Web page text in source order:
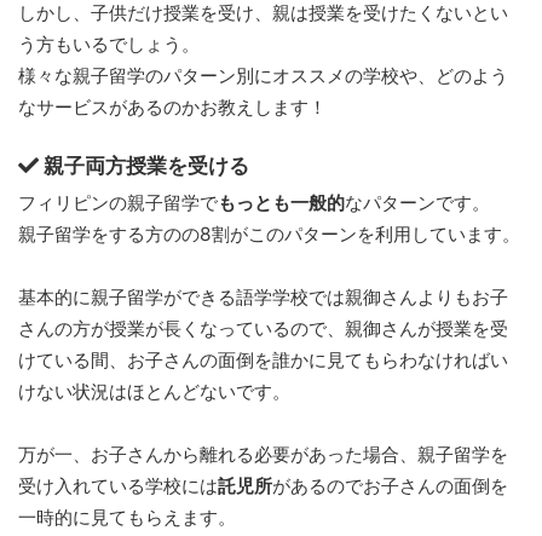
しかし、子供だけ授業を受け、親は授業を受けたくないとい
う方もいるでしょう。
様々な親子留学のパターン別にオススメの学校や、どのよう
なサービスがあるのかお教えします！
親子両方授業を受ける
フィリピンの親子留学でもっとも一般的なパターンです。
親子留学をする方のの8割がこのパターンを利用しています。
基本的に親子留学ができる語学学校では親御さんよりもお子
さんの方が授業が長くなっているので、親御さんが授業を受
けている間、お子さんの面倒を誰かに見てもらわなければい
けない状況はほとんどないです。
万が一、お子さんから離れる必要があった場合、親子留学を
受け入れている学校には託児所があるのでお子さんの面倒を
一時的に見てもらえます。